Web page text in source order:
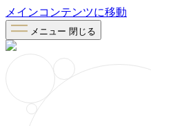
メインコンテンツに移動
メニュー 閉じる